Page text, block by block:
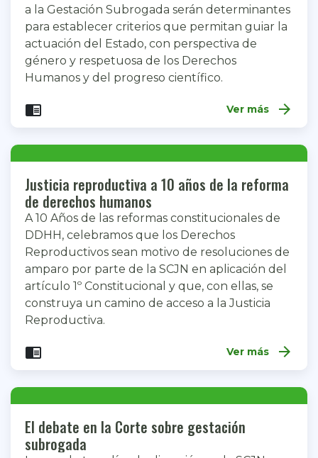
a la Gestación Subrogada serán determinantes
para establecer criterios que permitan guiar la
actuación del Estado, con perspectiva de
género y respetuosa de los Derechos
Humanos y del progreso científico.
chrome_reader_mode Ver más arrow_forward
Justicia reproductiva a 10 años de la reforma
de derechos humanos
A 10 Años de las reformas constitucionales de
DDHH, celebramos que los Derechos
Reproductivos sean motivo de resoluciones de
amparo por parte de la SCJN en aplicación del
artículo 1º Constitucional y que, con ellas, se
construya un camino de acceso a la Justicia
Reproductiva.
chrome_reader_mode Ver más arrow_forward
El debate en la Corte sobre gestación
subrogada